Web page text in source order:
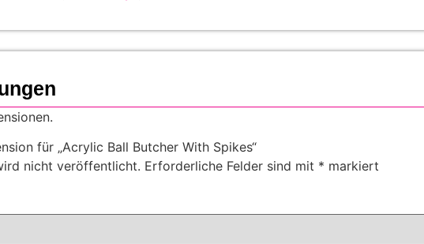
für „Acrylic Ball Butcher With Spikes“
nicht veröffentlicht. Erforderliche Felder sind mit * markiert